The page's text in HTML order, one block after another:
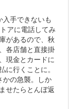
手できないも
アに電話してみ
があるので、秋
各店舗と直接掛
現金とカードに
に行くことに。
かの急襲。しか
せたらとんぼ返